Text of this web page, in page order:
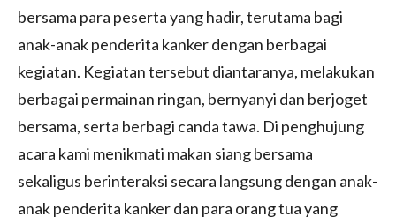
bersama para peserta yang hadir, terutama bagi
anak-anak penderita kanker dengan berbagai
kegiatan. Kegiatan tersebut diantaranya, melakukan
berbagai permainan ringan, bernyanyi dan berjoget
bersama, serta berbagi canda tawa. Di penghujung
acara kami menikmati makan siang bersama
sekaligus berinteraksi secara langsung dengan anak-
anak penderita kanker dan para orang tua yang